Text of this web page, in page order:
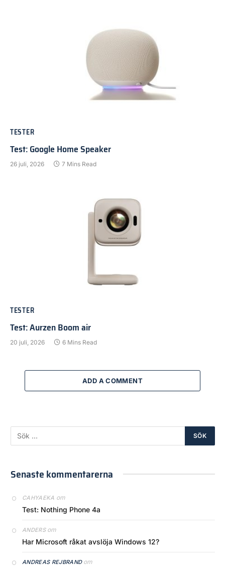
TESTER
Test: Google Home Speaker
26 juli, 2026 7 Mins Read
TESTER
Test: Aurzen Boom air
20 juli, 2026 6 Mins Read
ADD A COMMENT
Senaste kommentarerna
CAHYAEKA om
Test: Nothing Phone 4a
ANDERSom
Har Microsoft råkat avslöja Windows 12?
ANDREAS REJBRANDom